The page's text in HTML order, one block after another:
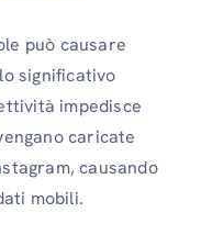
può causare
significativo
impedisce
caricate
causando
mobili.